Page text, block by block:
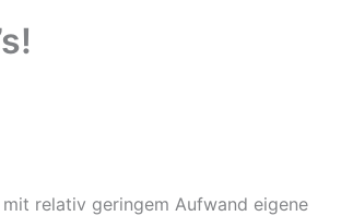
relativ geringem Aufwand eigene